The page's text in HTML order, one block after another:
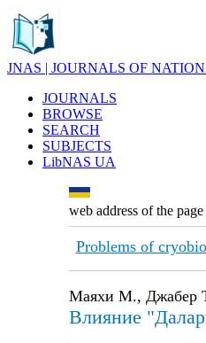
JNAS | JOURNALS OF
JOURNALS
BROWSE
SEARCH
SUBJECTS
LibNAS UA
web address of the page
Problems of
Маяхи М., Джабер
Влияние